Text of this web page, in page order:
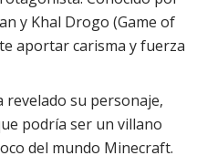
y Khal Drogo (Game of
aportar carisma y fuerza
revelado su personaje,
podría ser un villano
del mundo Minecraft.